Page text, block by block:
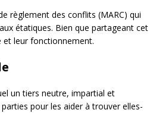
règlement des conflits (MARC) qui
étatiques. Bien que partageant cet
leur fonctionnement.
un tiers neutre, impartial et
pour les aider à trouver elles-